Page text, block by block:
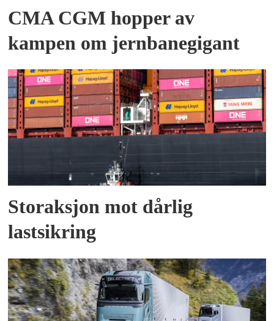
CMA CGM hopper av
kampen om jernbanegigant
Storaksjon mot dårlig
lastsikring